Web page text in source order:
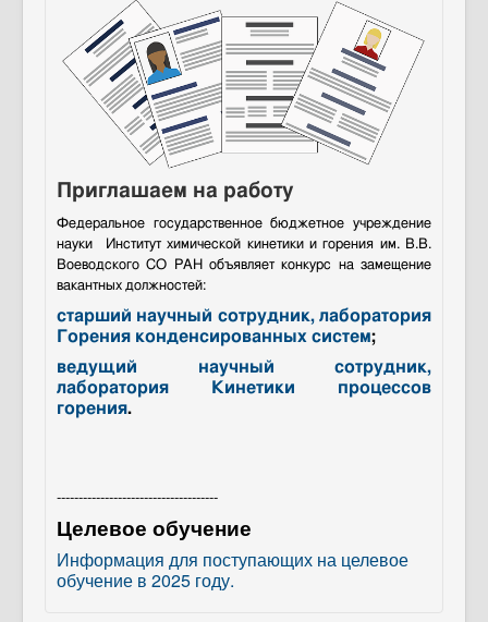
Приглашаем на работу
Федеральное государственное бюджетное учреждение
науки Институт химической кинетики и горения им. В.В.
Воеводского СО РАН объявляет конкурс на замещение
вакантных должностей:
старший научный сотрудник, лаборатория
Горения конденсированных систем;
ведущий научный сотрудник,
лаборатория Кинетики процессов
горения.
-------------------------------------
Целевое обучение
Информация для поступающих на целевое
обучение в 2025 году.